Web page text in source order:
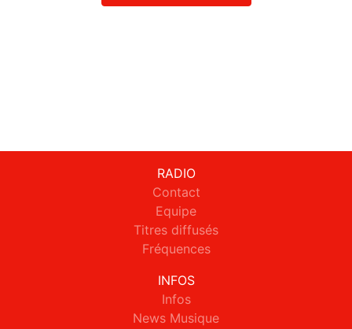
RADIO
Contact
Equipe
Titres diffusés
Fréquences
INFOS
Infos
News Musique